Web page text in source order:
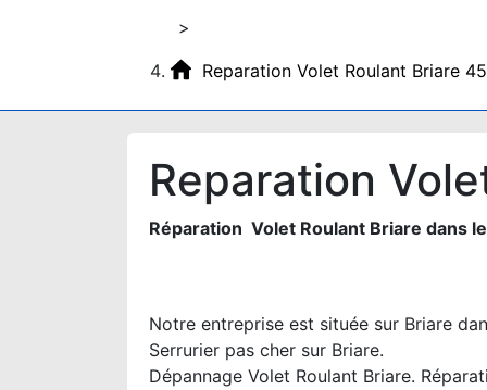
>
Reparation Volet Roulant Briare
Reparation
Réparation Volet Roulant Briare dans
Notre entreprise est située sur Briare
Serrurier pas cher sur Briare.
Dépannage Volet Roulant Briare.